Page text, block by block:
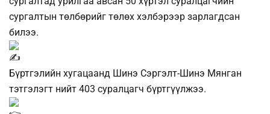
сургалтын төлбөрийг төлөх хэлбэрээр зарлагдсан
билээ.
Бүртгэлийн хугацаанд Шинэ Сэргэлт-Шинэ Мянган
тэтгэлэгт нийт 403 суралцагч бүртгүүлжээ.